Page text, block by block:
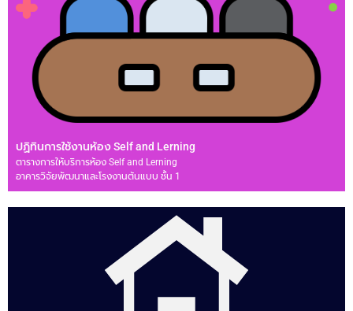
ปฏิทินการใช้งานห้อง Self and Lerning
ตารางการให้บริการห้อง Self and Lerning
อาคารวิจัยพัฒนาและโรงงานต้นแบบ ชั้น 1